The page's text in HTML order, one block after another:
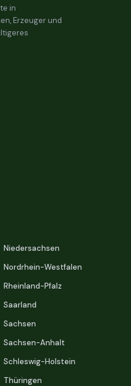
in
Erzeuger und
Niedersachsen
Nordrhein-Westfalen
Rheinland-Pfalz
Saarland
Sachsen
Sachsen-Anhalt
Schleswig-Holstein
Thüringen